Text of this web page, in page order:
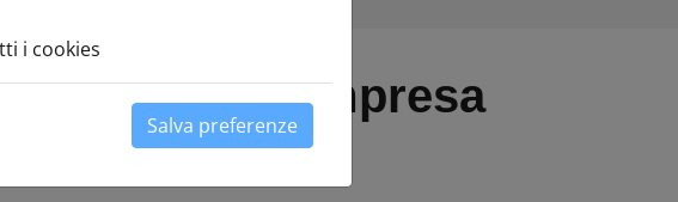
all'avvio di impresa
i cookies
Salva preferenze